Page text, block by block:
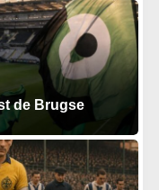
de Brugse